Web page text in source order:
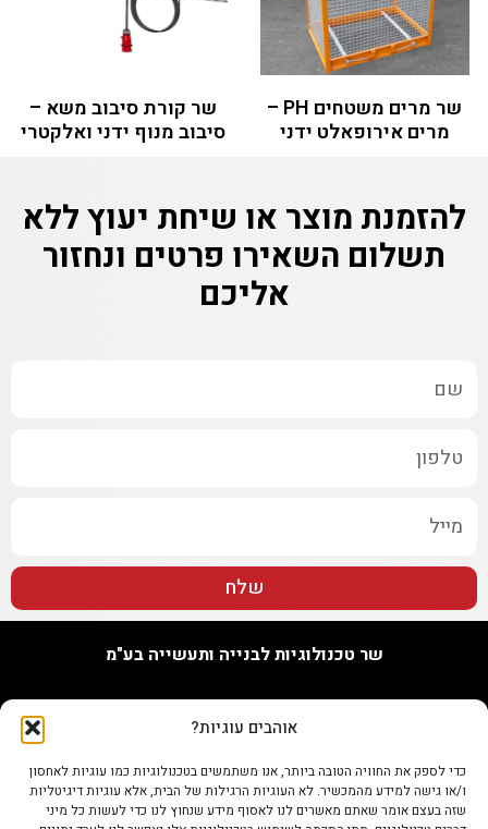
אוהבים עוגיות?
כדי לספק את החוויה הטובה ביותר, אנו משתמשים בטכנולוגיות כמו עוגיות לאחסון
ו/או גישה למידע מהמכשיר. לא העוגיות הרגילות של הבית, אלא עוגיות דיגיטליות
שזה בעצם אומר שאתם מאשרים לנו לאסוף מידע שנחוץ לנו כדי לעשות כל מיני
שר מרים משטחים PH –
מרים אירופאלט ידני
שר קורת סיבוב משא –
סיבוב מנוף ידני ואלקטרי
להזמנת מוצר או שיחת יעוץ ללא
תשלום השאירו פרטים ונחזור
אליכם
שלח
שר טכנולוגיות לבנייה ותעשייה בע"מ
טל. 09-7748655
פקס 0722345679
info@shertech.co.il